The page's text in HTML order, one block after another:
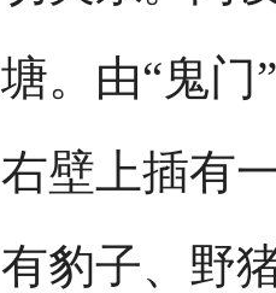
塘。由“鬼门
右壁上插有
有豹子、野